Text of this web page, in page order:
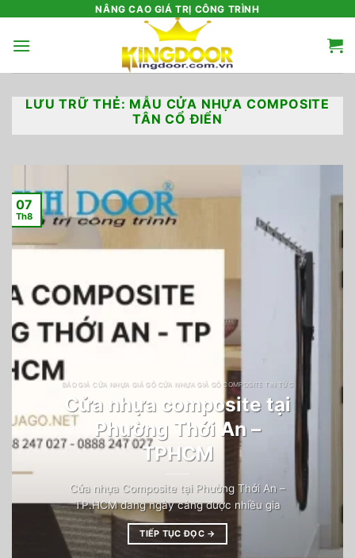
nội
NÂNG CAO GIÁ TRỊ CÔNG TRÌNH
LƯU TRỮ THẺ: MẪU CỬA NHỰA COMPOSITE
TÂN CỔ ĐIỂN
BÁO GIÁ CỬA NHỰA GIẢ GỖ CỬA NHỰA GIẢ GỖ COMPOSITE TIN TỨC
Cửa nhựa composite tại
Phường Thới An –
TPHCM
Cửa nhựa Composite tại Phường Thới An –
TP.HCM đang ngày càng được nhiều gia
TIẾP TỤC ĐỌC →
07
Th8